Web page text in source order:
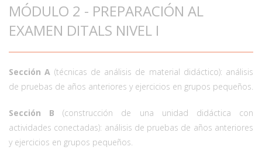
MÓDULO 2 - PREPARACIÓN AL
EXAMEN DITALS NIVEL I
Sección A (técnicas de análisis de material didáctico): análisis
de pruebas de años anteriores y ejercicios en grupos pequeños.
Sección B (construcción de una unidad didáctica con
actividades conectadas): análisis de pruebas de años anteriores
y ejercicios en grupos pequeños.